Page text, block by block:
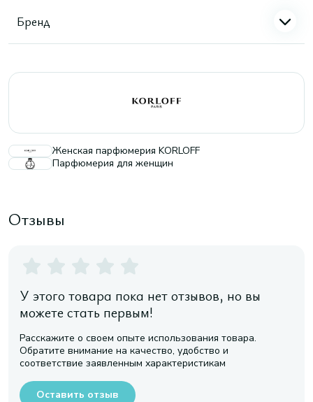
Бренд
Женская парфюмерия KORLOFF
Парфюмерия для женщин
Отзывы
У этого товара пока нет отзывов, но вы
можете стать первым!
Расскажите о своем опыте использования товара.
Обратите внимание на качество, удобство и
соответствие заявленным характеристикам
Оставить отзыв